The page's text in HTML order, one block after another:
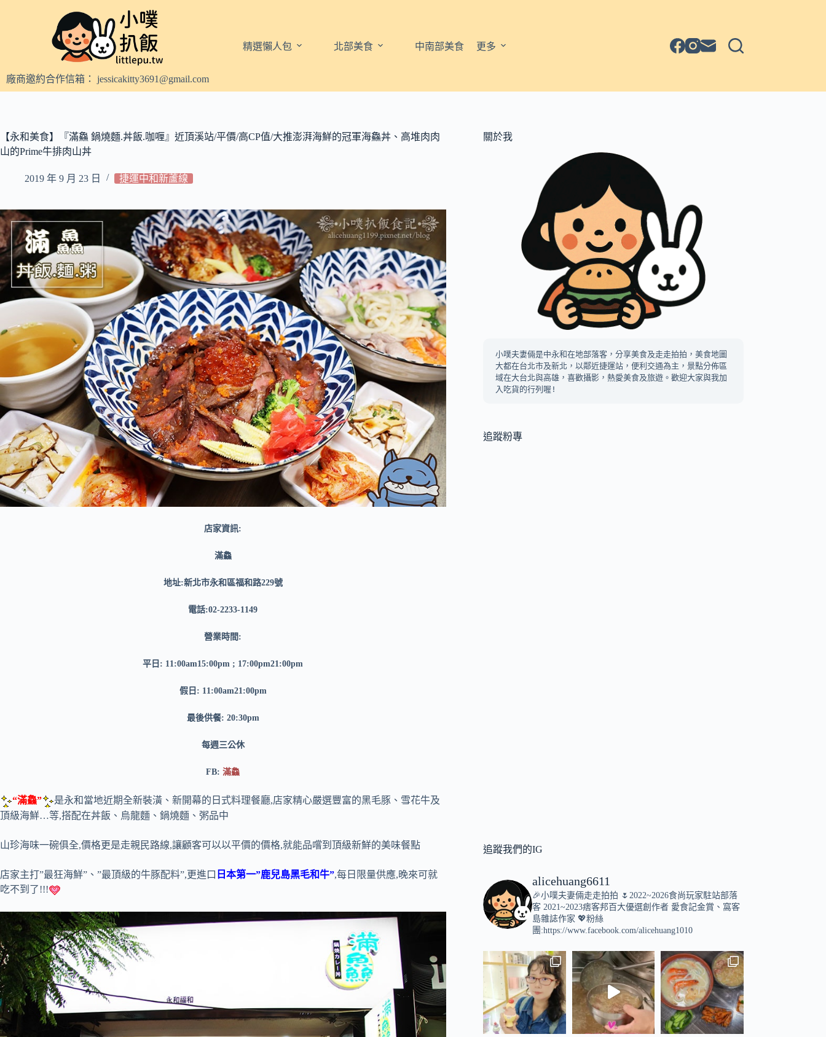
容廠商邀約合作信箱： jessicakitty3691@gmail.com
精選懶人包 北部美食 中南部美食 更多
【永和美食】『滿鱻 鍋燒麵.丼飯.咖喱』近頂溪站/平價/高CP值/大推澎湃海鮮的冠軍海鱻丼、高堆肉肉
山的Prime牛排肉山丼
2019 年 9 月 23 日 捷運中和新蘆線
店家資訊:
滿鱻
地址:新北市永和區福和路229號
電話:02-2233-1149
營業時間:
平日: 11:00am15:00pm ; 17:00pm21:00pm
假日: 11:00am21:00pm
最後供餐: 20:30pm
每週三公休
FB:滿鱻
“滿鱻”
是永和當地近期全新裝潢、新開幕的日式料理餐廳,店家精心嚴選豐富的黑毛豚、雪花牛及
頂級海鮮…等,搭配在丼飯、烏龍麵、鍋燒麵、粥品中
山珍海味一碗俱全,價格更是走親民路線,讓顧客可以以平價的價格,就能品嚐到頂級新鮮的美味餐點
店家主打”最狂海鮮”、”最頂級的牛豚配料”,更進口 日本第一”鹿兒島黑毛和牛”,每日限量供應,晚來可就
吃不到了!!!
關於我
小噗夫妻倆是中永和在地部落客，分享美食及走走拍拍，美食地圖
大都在台北市及新北，以鄰近捷運站，便利交通為主，景點分佈區
域在大台北與高雄，喜歡攝影，熱愛美食及旅遊。歡迎大家與我加
入吃貨的行列喔!
追蹤粉專
追蹤我們的IG
alicehuang6611
🎉小噗夫妻倆走走拍拍 🌷2022~2026食尚玩家駐站部落
客 2021~2023痞客邦百大優選創作者 愛食記金賞、窩客
島雜誌作家 💖粉絲
團:https://www.facebook.com/alicehuang1010